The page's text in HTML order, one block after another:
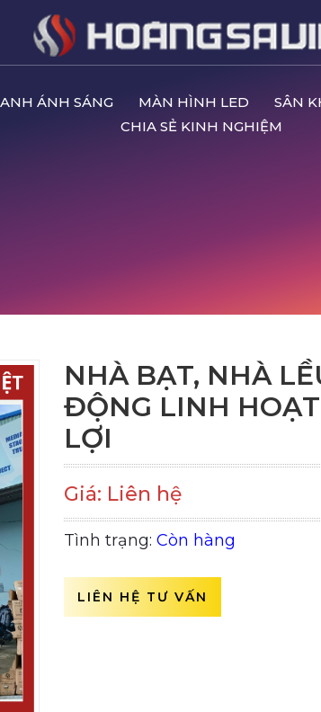
ÁNH SÁNG MÀN HÌNH LED SÂN
CHIA SẺ KINH NGHIỆM
NHÀ BẠT, NHÀ
ĐỘNG LINH
LỢI
Giá: Liên hệ
Tình trạng: Còn hàng
LIÊN HỆ TƯ VẤN